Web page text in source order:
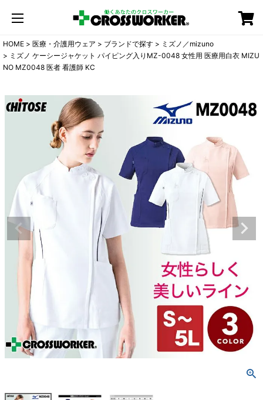
HOME 医療・介護用ウェア ブランドで探す
ミズノ／mizuno
ミズノ ケーシージャケット パイピング入りMZ-0048 女性用 医療用白衣 MIZU
NO MZ0048 医者 看護師 KC